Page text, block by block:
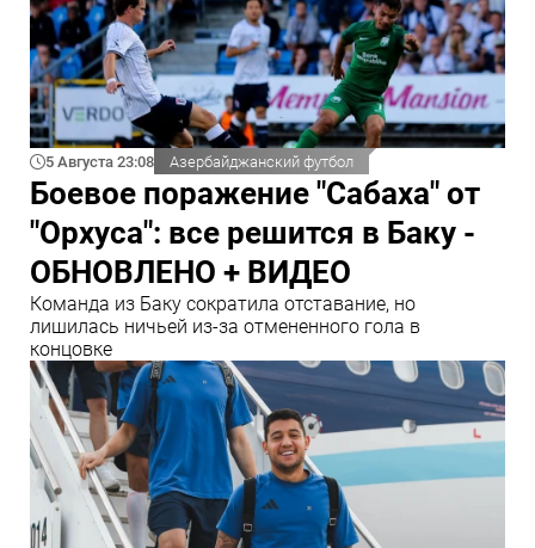
5 Августа 23:08 Азербайджанский футбол
Боевое поражение "Сабаха" от
"Орхуса": все решится в Баку -
ОБНОВЛЕНО + ВИДЕО
Команда из Баку сократила отставание, но
лишилась ничьей из-за отмененного гола в
концовке